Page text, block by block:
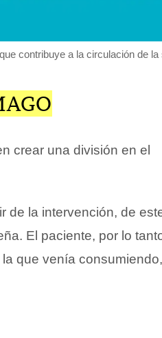
contribuye a la circulación de la
crear una división en el
de la intervención, de
El paciente, por lo
la que venía